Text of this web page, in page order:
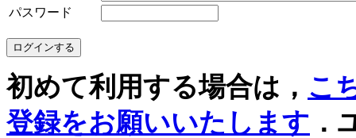
パスワード
初めて利用する場合は， こ
登録をお願いいたします ．